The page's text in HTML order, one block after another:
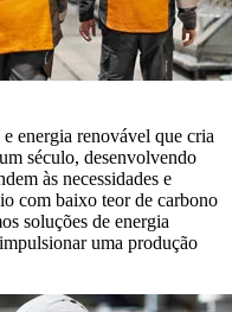
energia renovável que cria
século, desenvolvendo
às necessidades e
com baixo teor de carbono
soluções de energia
uma produção